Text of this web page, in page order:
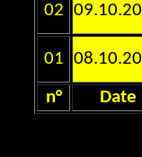
n° Date
02
01